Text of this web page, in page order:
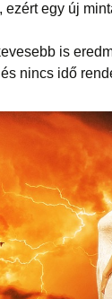
egy új
is
nincs idő